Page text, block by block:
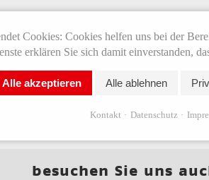
Fußpflege) und kosmetische Fußpflege.
der Therapie beteiligten Berufsgruppen
profitieren.
und Kombination der
besuchen Sie uns
Cookies: Cookies helfen uns bei der
erklären Sie sich damit einverstanden,
Alle akzeptieren Alle ablehnen
Kontakt Datenschutz